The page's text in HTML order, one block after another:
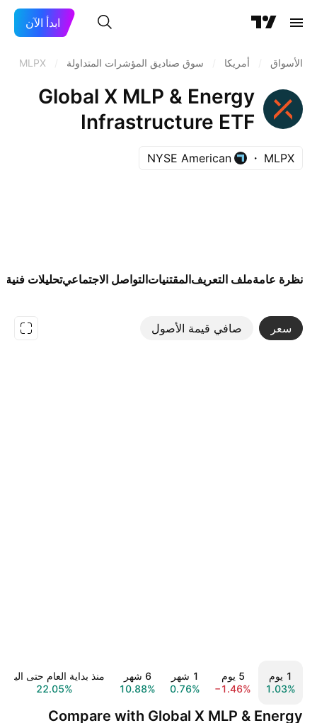
ابدأ الآن
الأسواق أمريكا سوق صناديق المؤشرات المتداولة MLPX
Global X MLP & Energy
Infrastructure ETF
MLPX
NYSE American
نظرة عامةملف التعريفالمقتنياتالتواصل الاجتماعيتحليلات فنية
سعر صافي قيمة الأصول
‎‎1‎ يوم
1.03%
‎‎5‎ يوم
−1.46%
‎1‎ شهر
0.76%
‎6‎ شهر
10.88%
منذ بداية العام حتى اليوم
22.05%
Compare with Global X MLP & Energy